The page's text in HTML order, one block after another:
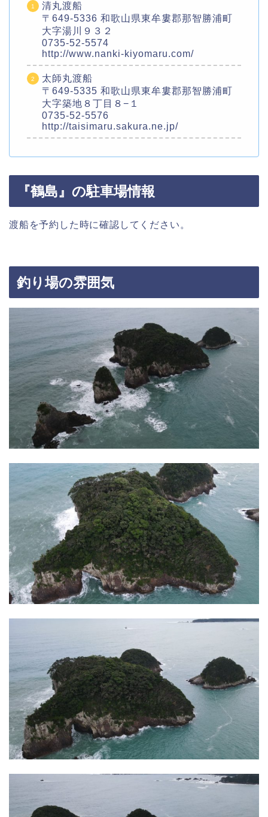
清丸渡船
〒649-5336 和歌山県東牟婁郡那智勝浦町
大字湯川９３２
0735-52-5574
http://www.nanki-kiyomaru.com/
太師丸渡船
〒649-5335 和歌山県東牟婁郡那智勝浦町
大字築地８丁目８−１
0735-52-5576
http://taisimaru.sakura.ne.jp/
『鶴島』の駐車場情報
渡船を予約した時に確認してください。
釣り場の雰囲気